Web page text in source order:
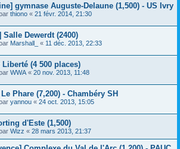
gymnase Auguste-Delaune (1,500) - US Ivry
thiono « 21 févr. 2014, 21:30
Salle Dewerdt (2400)
Marshall_ « 11 déc. 2013, 22:33
Liberté (4 500 places)
WWA « 20 nov. 2013, 11:48
Phare (7,200) - Chambéry SH
yannou « 24 oct. 2013, 15:05
d'Este (1,500)
Wizz « 28 mars 2013, 21:37